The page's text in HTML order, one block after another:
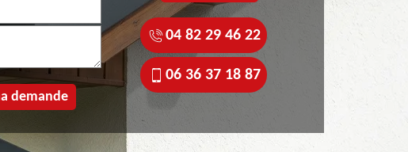
04 82 29 46 22
06 36 37 18 87